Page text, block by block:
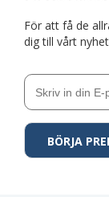
För att få de
dig till vårt